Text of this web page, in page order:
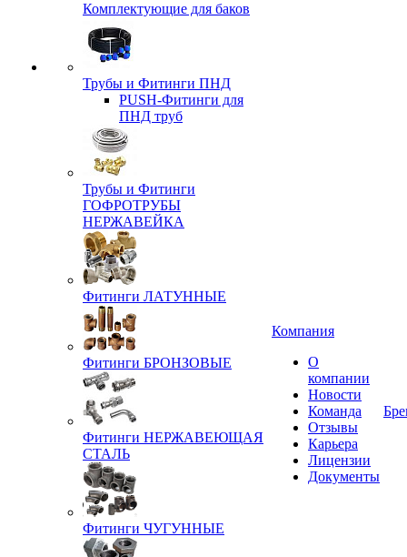
Комплектующие для баков
Трубы и Фитинги ПНД
PUSH-Фитинги для
ПНД труб
Трубы и Фитинги
ГОФРОТРУБЫ
НЕРЖАВЕЙКА
Фитинги ЛАТУННЫЕ
Фитинги БРОНЗОВЫЕ
Фитинги НЕРЖАВЕЮЩАЯ
СТАЛЬ
Фитинги ЧУГУННЫЕ
Компания
О
компании
Новости
Команда
Отзывы
Карьера
Лицензии
Документы